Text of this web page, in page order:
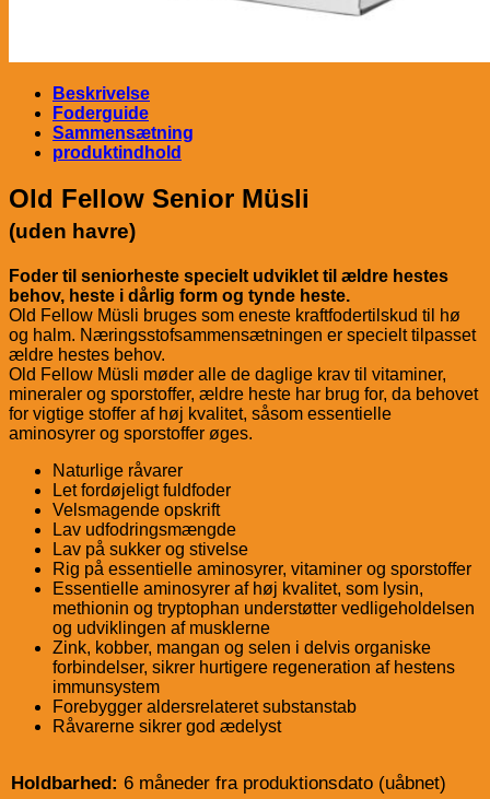
Beskrivelse
Foderguide
Sammensætning
produktindhold
Old Fellow Senior Müsli
(uden havre)
Foder til seniorheste specielt udviklet til ældre hestes
behov, heste i dårlig form og tynde heste.
Old Fellow Müsli bruges som eneste kraftfodertilskud til hø
og halm. Næringsstofsammensætningen er specielt tilpasset
ældre hestes behov.
Old Fellow Müsli møder alle de daglige krav til vitaminer,
mineraler og sporstoffer, ældre heste har brug for, da behovet
for vigtige stoffer af høj kvalitet, såsom essentielle
aminosyrer og sporstoffer øges.
Naturlige råvarer
Let fordøjeligt fuldfoder
Velsmagende opskrift
Lav udfodringsmængde
Lav på sukker og stivelse
Rig på essentielle aminosyrer, vitaminer og sporstoffer
Essentielle aminosyrer af høj kvalitet, som lysin,
methionin og tryptophan understøtter vedligeholdelsen
og udviklingen af musklerne
Zink, kobber, mangan og selen i delvis organiske
forbindelser, sikrer hurtigere regeneration af hestens
immunsystem
Forebygger aldersrelateret substanstab
Råvarerne sikrer god ædelyst
Holdbarhed: 6 måneder fra produktionsdato (uåbnet)